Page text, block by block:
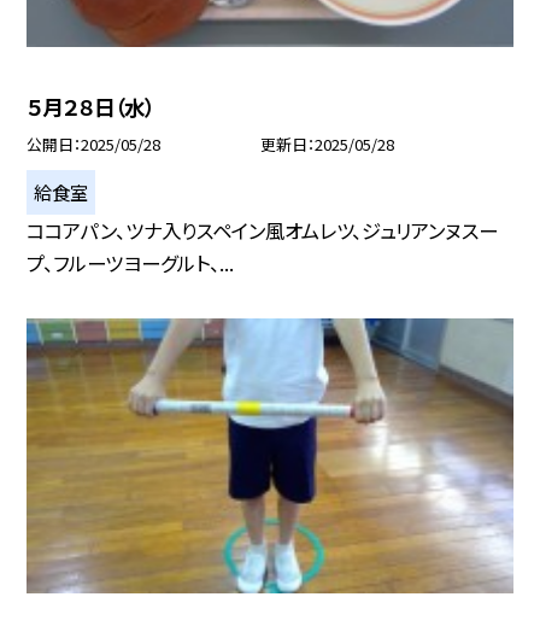
５月２８日（水）
公開日 2025/05/28 更新日 2025/05/28
給食室
ココアパン、ツナ入りスペイン風オムレツ、ジュリアンヌスー
プ、フルーツヨーグルト、...